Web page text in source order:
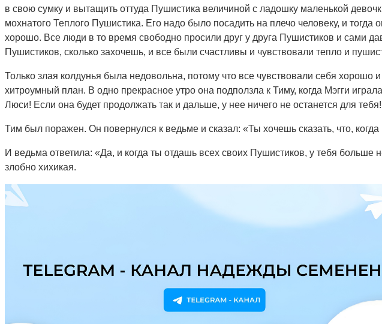
в свою сумку и вытащить оттуда Пушистика величиной с ладошку маленькой
мохнатого Теплого Пушистика. Его надо было посадить на плечо человеку, и
хорошо. Все люди в то время свободно просили друг у друга Пушистиков и сами
Пушистиков, сколько захочешь, и все были счастливы и чувствовали тепло и
Только злая колдунья была недовольна, потому что все чувствовали себя хорошо
хитроумный план. В одно прекрасное утро она подползла к Тиму, когда Мэгги
Люси! Если она будет продолжать так и дальше, у нее ничего не останется для
Тим был поражен. Он повернулся к ведьме и сказал: «Ты хочешь сказать, что,
И ведьма ответила: «Да, и когда ты отдашь всех своих Пушистиков, у тебя больше
злобно хихикая.